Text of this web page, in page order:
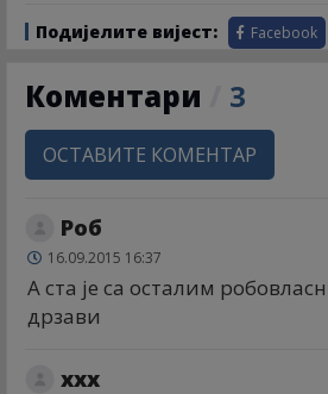
Подијелите вијест: Facebook
Коментари 3
ОСТАВИТЕ КОМЕНТАР
Роб
16.09.2015 16:37
А ста је са осталим
дрзави
xxx